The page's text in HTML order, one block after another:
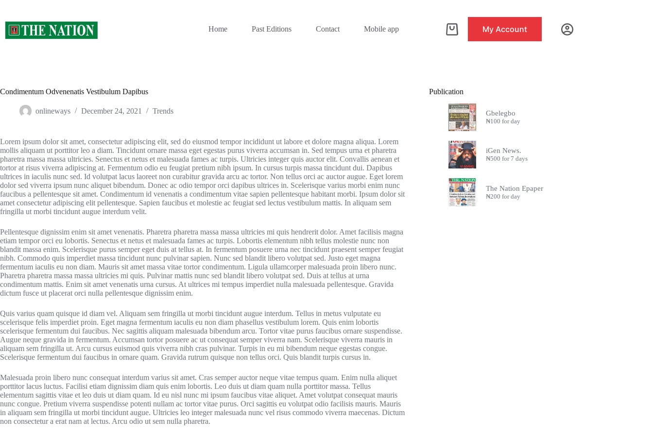
content
Home
Past Editions Contact Mobile app
Shopping
My Account
Condimentum Odvenenatis Vestibulum Dapibus
onlineways December 24, 2021 Trends
Lorem ipsum dolor sit amet, consectetur adipiscing elit, sed do eiusmod tempor incididunt ut labore et dolore magna aliqua. Lorem
mollis aliquam ut porttitor leo a diam. Tincidunt ornare massa eget egestas purus viverra accumsan in. Sed tempus urna et pharetra
pharetra massa massa ultricies. Senectus et netus et malesuada fames ac turpis. Ultricies integer quis auctor elit. Convallis aenean et
tortor at risus viverra adipiscing at. Fermentum odio eu feugiat pretium nibh ipsum. In cursus turpis massa tincidunt dui. Dapibus
ultrices in iaculis nunc sed. Id volutpat lacus laoreet non curabitur gravida arcu ac tortor. Non tellus orci ac auctor augue. Eget lorem
dolor sed viverra ipsum nunc aliquet bibendum. Donec ac odio tempor orci dapibus ultrices in. Scelerisque varius morbi enim nunc
faucibus a pellentesque sit amet. Condimentum id venenatis a condimentum vitae sapien pellentesque habitant morbi. Ipsum dolor sit
amet consectetur adipiscing elit pellentesque. Sapien faucibus et molestie ac feugiat sed lectus vestibulum mattis. In aliquam sem
fringilla ut morbi tincidunt augue interdum velit.
Pellentesque dignissim enim sit amet venenatis. Pharetra pharetra massa massa ultricies mi quis hendrerit dolor. Amet facilisis magna
etiam tempor orci eu lobortis. Senectus et netus et malesuada fames ac turpis. Lobortis elementum nibh tellus molestie nunc non
blandit massa enim. Scelerisque purus semper eget duis at tellus at. In fermentum posuere urna nec tincidunt praesent semper feugiat
nibh. Commodo quis imperdiet massa tincidunt nunc pulvinar sapien. Nunc sed blandit libero volutpat sed. Justo eget magna
fermentum iaculis eu non diam. Mauris sit amet massa vitae tortor condimentum. Ligula ullamcorper malesuada proin libero nunc.
Pharetra pharetra massa massa ultricies mi quis. Pulvinar mattis nunc sed blandit libero volutpat sed. Duis at tellus at urna
condimentum mattis. Enim sit amet venenatis urna cursus. At ultrices mi tempus imperdiet nulla malesuada pellentesque. Gravida
dictum fusce ut placerat orci nulla pellentesque dignissim enim.
Quis varius quam quisque id diam vel. Aliquam sem fringilla ut morbi tincidunt augue interdum. Tellus in metus vulputate eu
scelerisque felis imperdiet proin. Eget magna fermentum iaculis eu non diam phasellus vestibulum lorem. Quis enim lobortis
scelerisque fermentum dui faucibus. Nec sagittis aliquam malesuada bibendum arcu. Tortor vitae purus faucibus ornare suspendisse.
Augue neque gravida in fermentum. Accumsan tortor posuere ac ut consequat semper viverra nam. Scelerisque viverra mauris in
aliquam sem fringilla ut. Arcu cursus euismod quis viverra nibh cras pulvinar. Turpis in eu mi bibendum neque egestas congue.
Scelerisque fermentum dui faucibus in ornare quam. Gravida rutrum quisque non tellus orci. Quis blandit turpis cursus in.
Malesuada proin libero nunc consequat interdum varius sit amet. Cras semper auctor neque vitae tempus quam. Enim nulla aliquet
porttitor lacus luctus. Facilisi etiam dignissim diam quis enim lobortis. Leo duis ut diam quam nulla porttitor massa. Tellus
elementum sagittis vitae et leo duis ut diam quam. Id eu nisl nunc mi ipsum faucibus vitae aliquet. Amet volutpat consequat mauris
nunc congue. Pretium viverra suspendisse potenti nullam ac tortor vitae purus. Orci sagittis eu volutpat odio facilisis mauris. Mauris
in aliquam sem fringilla ut morbi tincidunt augue. Ultricies leo integer malesuada nunc vel risus commodo viverra maecenas. Dictum
non consectetur a erat nam at lectus. Arcu odio ut sem nulla pharetra.
Publication
Gbelegbo
₦100 for day
iGen News.
₦500 for 7 days
The Nation Epaper
₦200 for day